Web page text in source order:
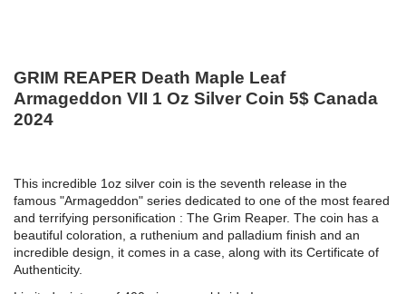
GRIM REAPER Death Maple Leaf
Armageddon VII 1 Oz Silver Coin 5$ Canada
2024
This incredible 1oz silver coin is the seventh release in the
famous "Armageddon" series dedicated to one of the most feared
and terrifying personification : The Grim Reaper. The coin has a
beautiful coloration, a ruthenium and palladium finish and an
incredible design, it comes in a case, along with its Certificate of
Authenticity.